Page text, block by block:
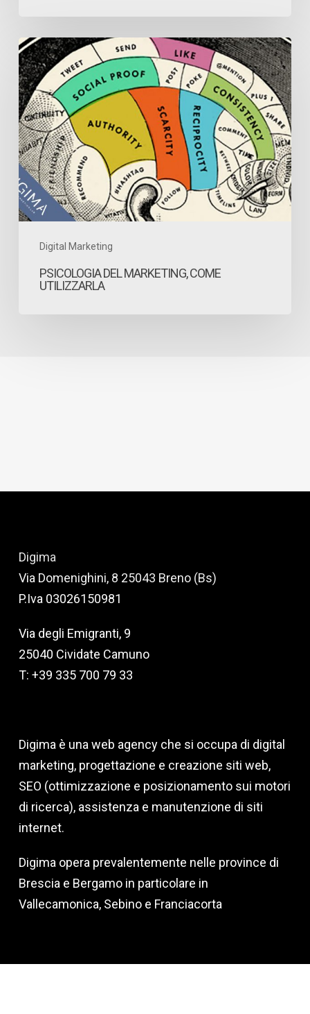
Digital Marketing
Psicologia
del
marketing,
come
utilizzarla
PSICOLOGIA DEL MARKETING, COME
UTILIZZARLA
Digima
Via Domenighini, 8 25043 Breno (Bs)
P.Iva 03026150981
Via degli Emigranti, 9
25040 Cividate Camuno
T: +39 335 700 79 33
Digima è una web agency che si occupa di digital
marketing, progettazione e creazione siti web,
SEO (ottimizzazione e posizionamento sui motori
di ricerca), assistenza e manutenzione di siti
internet.
Digima opera prevalentemente nelle province di
Brescia e Bergamo in particolare in
Vallecamonica, Sebino e Franciacorta